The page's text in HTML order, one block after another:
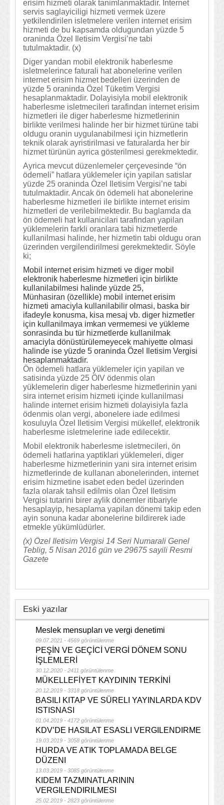
erisim hizmeti olarak tanimlanmaktadir. Internet
servis saglayiciligi hizmeti vermek üzere
yetkilendirilen isletmelere verilen internet erisim
hizmeti de bu kapsamda oldugundan yüzde 5
oraninda Özel Iletisim Vergisi’ne tabi
tutulmaktadir. (x)
Diger yandan mobil elektronik haberlesme
isletmelerince faturali hat abonelerine verilen
internet erisim hizmet bedelleri üzerinden de
yüzde 5 oraninda Özel Tüketim Vergisi
hesaplanmaktadir. Dolayisiyla mobil elektronik
haberlesme isletmecileri tarafindan internet erisim
hizmetleri ile diger haberlesme hizmetlerinin
birlikte verilmesi halinde her bir hizmet türüne tabi
oldugu oranin uygulanabilmesi için hizmetlerin
teknik olarak ayristirilmasi ve faturalarda her bir
hizmet türünün ayrica gösterilmesi gerekmektedir.
Ayrica mevcut düzenlemeler çerçevesinde “ön
ödemeli” hatlara yüklemeler için yapilan satislar
yüzde 25 oraninda Özel Iletisim Vergisi’ne tabi
tutulmaktadir. Ancak ön ödemeli hat abonelerine
haberlesme hizmetleri ile birlikte internet erisim
hizmetleri de verilebilmektedir. Bu baglamda da
ön ödemeli hat kullanicilari tarafindan yapilan
yüklemelerin farkli oranlara tabi hizmetlerde
kullanilmasi halinde, her hizmetin tabi oldugu oran
üzerinden vergilendirilmesi gerekmektedir. Söyle
ki;
Mobil internet erisim hizmeti ve diger mobil
elektronik haberlesme hizmetleri için birlikte
kullanilabilmesi halinde yüzde 25,
Münhasiran (özellikle) mobil internet erisim
hizmeti amaciyla kullanilabilir olmasi, baska bir
ifadeyle konusma, kisa mesaj vb. diger hizmetler
için kullanilmaya imkan vermemesi ve yükleme
sonrasinda bu tür hizmetlerde kullanilmak
amaciyla dönüstürülemeyecek mahiyette olmasi
halinde ise yüzde 5 oraninda Özel Iletisim Vergisi
hesaplanmaktadir.
Ön ödemeli hatlara yüklemeler için yapilan ve
satisinda yüzde 25 ÖIV ödenmis olan
yüklemelerin diger haberlesme hizmetlerinin yani
sira internet erisim hizmeti içinde kullanilmasi
halinde internet erisim hizmeti dolayisiyla fazla
ödenmis olan vergi, abonelere iade edilmesi
kosuluyla Özel Iletisim Vergisi mükellef, elektronik
haberlesme isletmelerine iade edilecektir.
Mobil elektronik haberlesme isletmecileri, ön
ödemeli hatlarina yaptiklari yüklemeleri, diger
haberlesme hizmetlerinin yani sira internet erisim
hizmetlerinde de kullanan abonelerinden, internet
erisim hizmetine isabet eden bedel üzerinden
fazla olarak tahsil edilmis olan Özel Iletisim
Vergisi tutarini birer aylik dönemler itibariyle
hesaplayip, hesaplama yapilan dönemi takip eden
ayin sonuna kadar abonelerine bildirerek iade
etmekle yükümlüdürler.
(x) Özel Iletisim Vergisi 14 Seri Numarali Genel
Teblig, 5 Nisan 2016 gün ve 29675 sayili Resmi
Gazete
Eski yazılar
Meslek mensupları ve vergi denetimi
09.07.2021 - 4569 görüntülenme
PEŞİN VE GEÇİCİ VERGİ DÖNEM SONU
İŞLEMLERİ
30.12.2020 - 2411 görüntülenme
MÜKELLEFİYET KAYDININ TERKİNİ
20.12.2019 - 3318 görüntülenme
BASILI KITAP VE SÜRELI YAYINLARDA KDV
ISTISNASI
01.04.2019 - 4172 görüntülenme
KDV’DE HASILAT ESASLI VERGILENDIRME
19.03.2019 - 3058 görüntülenme
HURDA VE ATIK TOPLAMADA BELGE
DÜZENI
13.03.2019 - 3085 görüntülenme
KIDEM TAZMINATLARININ
VERGILENDIRILMESI
25.02.2019 - 2823 görüntülenme